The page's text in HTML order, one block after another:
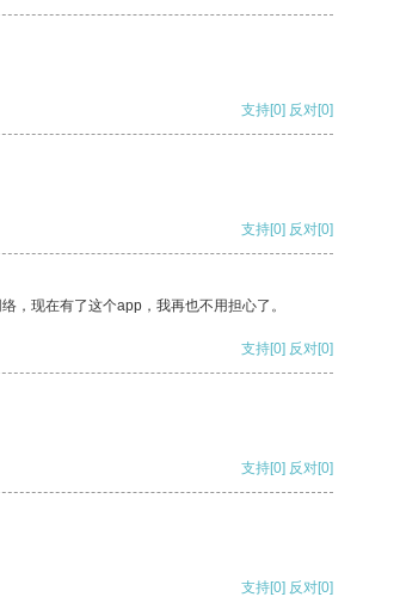
支持[0] 反对[0]
支持[0] 反对[0]
，现在有了这个app，我再也不用担心了。
支持[0] 反对[0]
支持[0] 反对[0]
支持[0] 反对[0]